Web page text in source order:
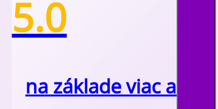
5.0
na základe viac ako